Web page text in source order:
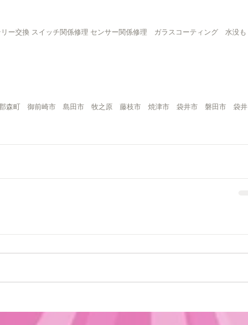
ー交換 スイッチ関係修理 センサー関係修理　ガラスコーティング　水没も
森町　御前崎市　島田市　牧之原　藤枝市　焼津市　袋井市　磐田市　袋井